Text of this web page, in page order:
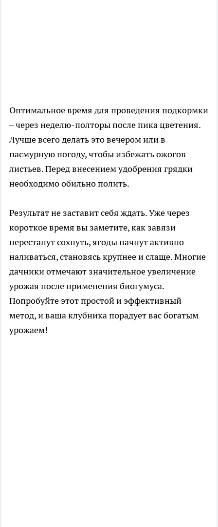
Оптимальное время для проведения подкормки
– через неделю-полторы после пика цветения.
Лучше всего делать это вечером или в
пасмурную погоду, чтобы избежать ожогов
листьев. Перед внесением удобрения грядки
необходимо обильно полить.
Результат не заставит себя ждать. Уже через
короткое время вы заметите, как завязи
перестанут сохнуть, ягоды начнут активно
наливаться, становясь крупнее и слаще. Многие
дачники отмечают значительное увеличение
урожая после применения биогумуса.
Попробуйте этот простой и эффективный
метод, и ваша клубника порадует вас богатым
урожаем!